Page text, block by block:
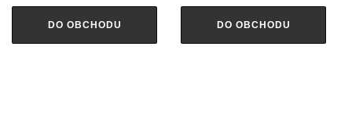
DO OBCHODU DO OBCHODU